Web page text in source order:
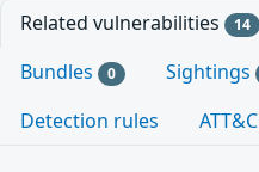
Related vulnerabilities 14
Bundles 0 Sightings
Detection rules